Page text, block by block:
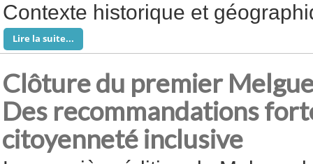
Contexte historique et
Lire la suite...
Clôture du premier
Des recommandations
citoyenneté inclusive